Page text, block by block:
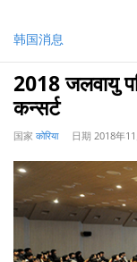
韩国消息
2018 जलवायु
कन्सर्ट
国家 कोरिया 日期 2018年